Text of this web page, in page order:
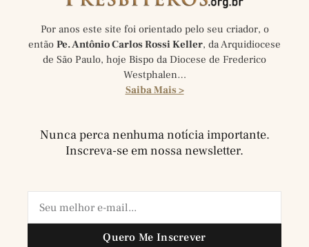
Por anos este site foi orientado pelo seu criador, o
então Pe. Antônio Carlos Rossi Keller, da Arquidiocese
de São Paulo, hoje Bispo da Diocese de Frederico
Westphalen…
Saiba Mais >
Nunca perca nenhuma notícia importante.
Inscreva-se em nossa newsletter.
Quero Me Inscrever